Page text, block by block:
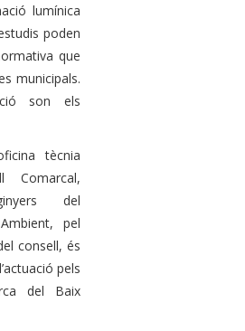
lumínica
poden
que
municipals.
son els
tècnia
Comarcal,
del
pel
consell, és
pels
del Baix